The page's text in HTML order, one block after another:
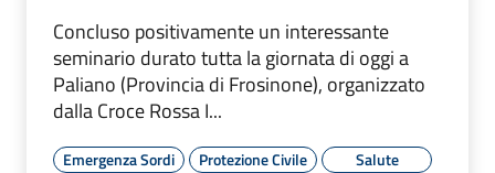
Concluso positivamente un interessante
seminario durato tutta la giornata di oggi a
Paliano (Provincia di Frosinone), organizzato
dalla Croce Rossa I...
Emergenza Sordi Protezione Civile
Salute